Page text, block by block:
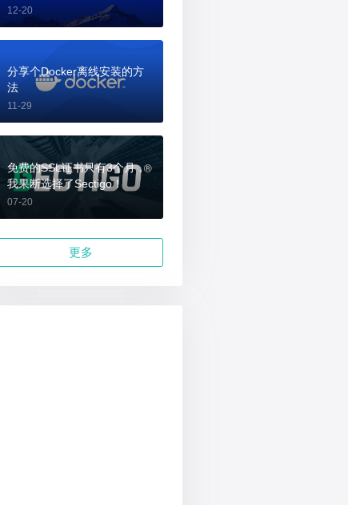
吗？
12-20
分享个Docker离线安装的方
法
11-29
免费的SSL证书只有3个月，
我果断选择了Sectigo！
07-20
更多